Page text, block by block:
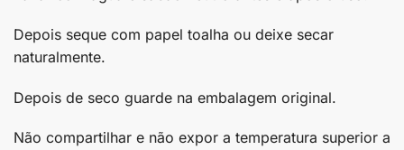
Depois seque com papel toalha ou deixe secar
naturalmente.
Depois de seco guarde na embalagem original.
Não compartilhar e não expor a temperatura superior a